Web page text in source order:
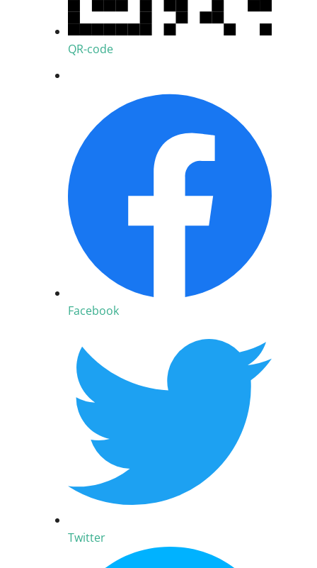
QR-code
Facebook
Twitter